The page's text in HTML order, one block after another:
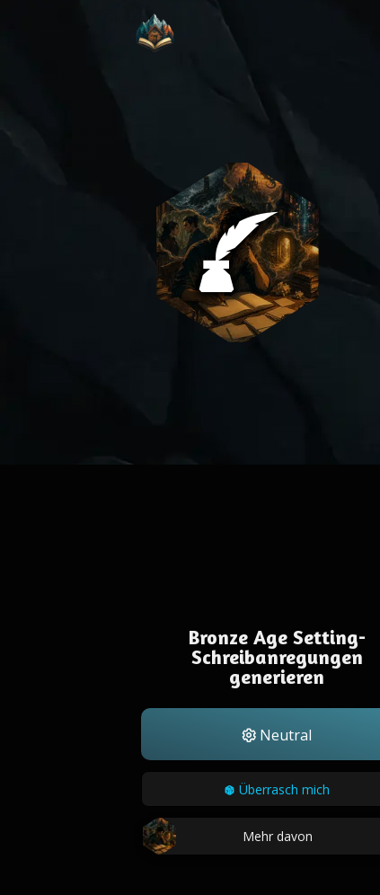
Bronze Age Setting-
Schreibanregungen
generieren
Neutral
Überrasch mich
Mehr davon